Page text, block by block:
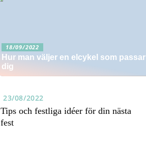
18/09/2022
Hur man väljer en elcykel som passar
dig
23/08/2022
Tips och festliga idéer för din nästa
fest